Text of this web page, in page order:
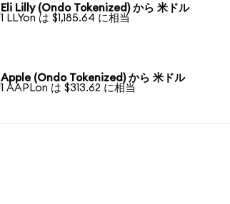
Eli Lilly (Ondo Tokenized) から 米ドル
1 LLYon は $1,185.64 に相当
Apple (Ondo Tokenized) から 米ドル
1 AAPLon は $313.62 に相当